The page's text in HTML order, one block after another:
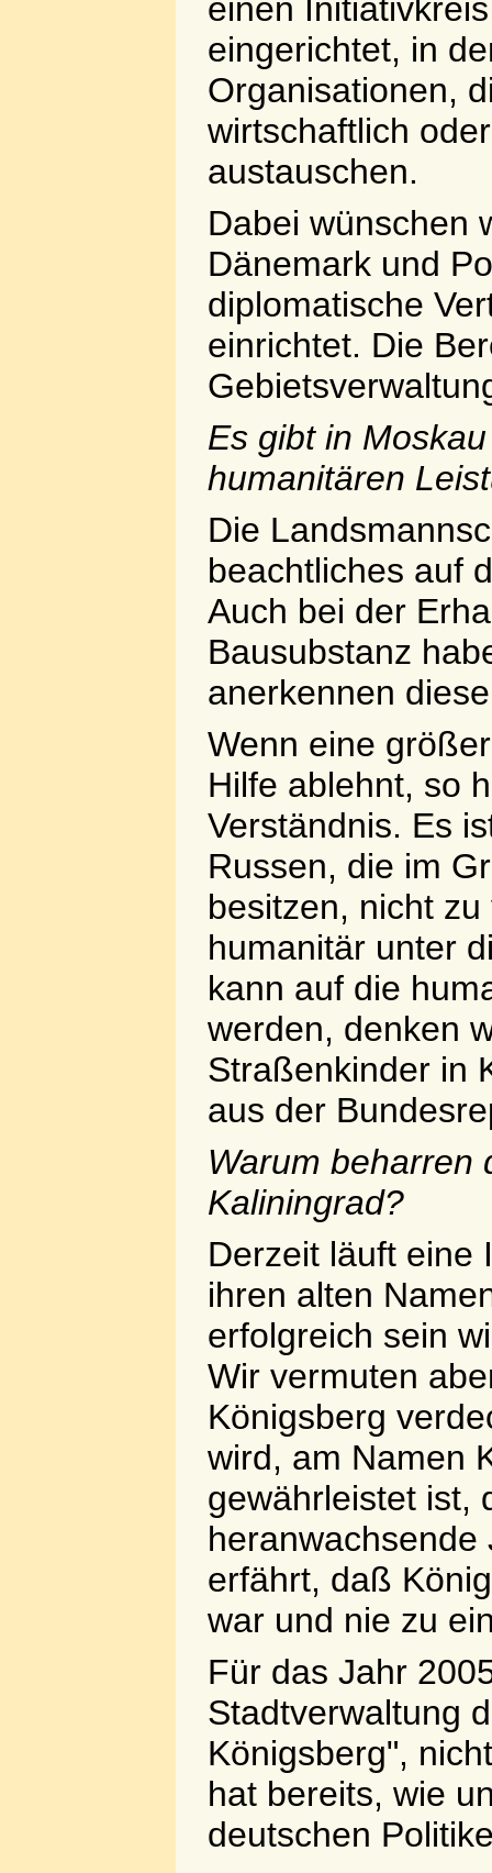
einen
eingerichtet, in
Organisationen,
wirtschaftlich
austauschen.
Dabei wünschen
Dänemark und
diplomatische
einrichtet. Die
Es gibt in
humanitären
Die
beachtliches auf
Auch bei der
Bausubstanz
anerkennen
Wenn eine
Hilfe ablehnt, so
Verständnis. Es
Russen, die im
besitzen, nicht
humanitär unter
kann auf die
werden, denken
Straßenkinder in
aus der
Warum beharren
Kaliningrad?
Derzeit läuft eine
ihren alten
erfolgreich sein
Wir vermuten
Königsberg
wird, am Namen
gewährleistet ist,
erfährt, daß
war und nie zu
Für das Jahr
Stadtverwaltung
Königsberg",
hat bereits, wie
deutschen